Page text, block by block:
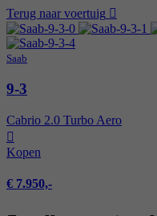
Terug naar voertuig
Saab
9-3
Cabrio 2.0 Turbo Aero
Kopen
€ 7.950,-